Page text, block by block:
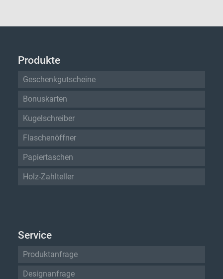
Produkte
Geschenkgutscheine
Bonuskarten
Kugelschreiber
Flaschenöffner
Papiertaschen
Holz-Zahlteller
Service
Produktanfrage
Designanfrage